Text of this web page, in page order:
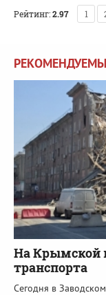
Рейтинг:2.97 1
На Крымской
транспорта
Сегодня в